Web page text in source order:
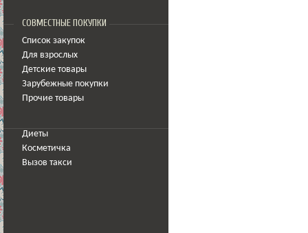
СОВМЕСТНЫЕ ПОКУПКИ
Список закупок
Для взрослых
Детские товары
Зарубежные покупки
Прочие товары
Диеты
Косметичка
Вызов такси